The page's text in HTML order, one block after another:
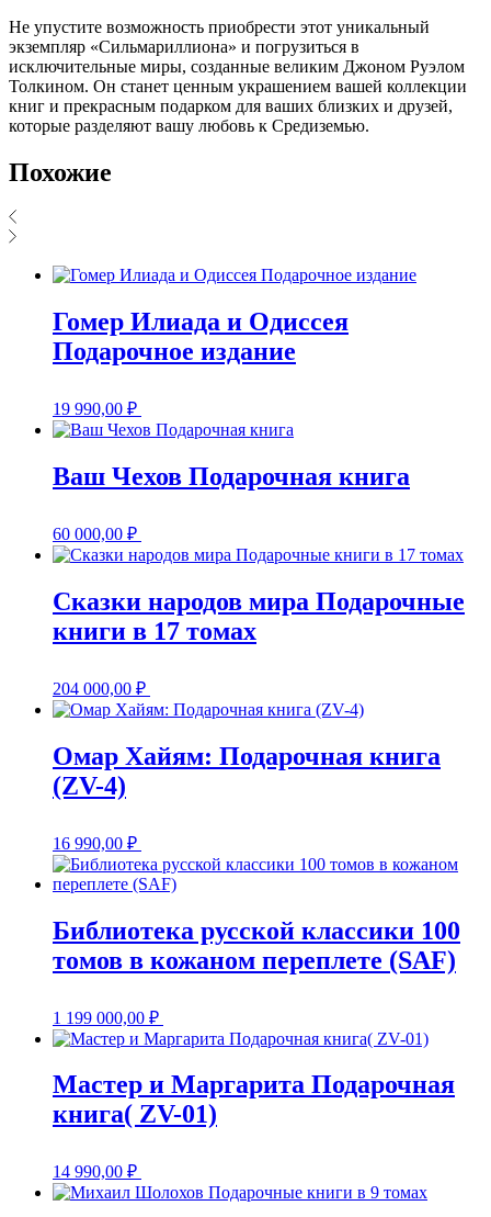
Не упустите возможность приобрести этот уникальный
экземпляр «Сильмариллиона» и погрузиться в
исключительные миры, созданные великим Джоном Руэлом
Толкином. Он станет ценным украшением вашей коллекции
книг и прекрасным подарком для ваших близких и друзей,
которые разделяют вашу любовь к Средиземью.
Похожие
Гомер Илиада и Одиссея
Подарочное издание
19 990,00 ₽
Ваш Чехов Подарочная книга
60 000,00 ₽
Сказки народов мира Подарочные
книги в 17 томах
204 000,00 ₽
Омар Хайям: Подарочная книга
(ZV-4)
16 990,00 ₽
Библиотека русской классики 100
томов в кожаном переплете (SAF)
1 199 000,00 ₽
Мастер и Маргарита Подарочная
книга( ZV-01)
14 990,00 ₽